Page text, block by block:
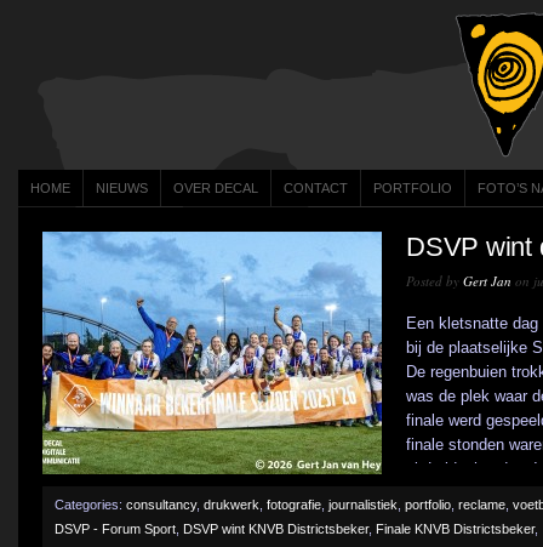
HOME NIEUWS OVER DECAL CONTACT PORTFOLIO FOTO’S
DSVP wint
Posted by Gert Jan on
Een kletsnatte
bij de plaatselijke
De regenbuien
was de plek waar
finale werd
finale stonden
uit
Categories: consultancy, drukwerk fotografie journalistiek portfolio reclame
DSVP - Forum Sport DSVP wint KNVB Districtsbeker, Finale KNVB Districtsbeker,